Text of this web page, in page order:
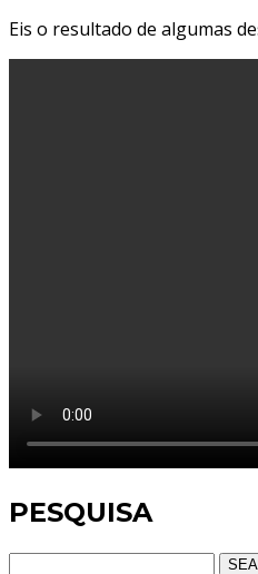
Eis o resultado de algumas
PESQUISA